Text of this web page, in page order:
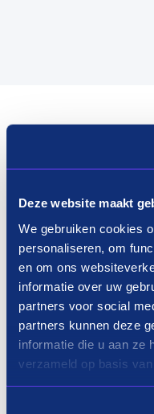
Deze website maakt
We gebruiken cookies
personaliseren, om
en om ons
informatie over uw
partners voor social
partners kunnen deze
informatie die u aan ze
verzameld op basis